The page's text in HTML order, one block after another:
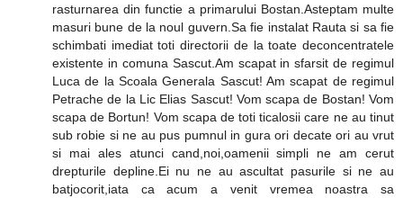
rasturnarea din functie a primarului Bostan.Asteptam multe
masuri bune de la noul guvern.Sa fie instalat Rauta si sa fie
schimbati imediat toti directorii de la toate deconcentratele
existente in comuna Sascut.Am scapat in sfarsit de regimul
Luca de la Scoala Generala Sascut! Am scapat de regimul
Petrache de la Lic Elias Sascut! Vom scapa de Bostan! Vom
scapa de Bortun! Vom scapa de toti ticalosii care ne au tinut
sub robie si ne au pus pumnul in gura ori decate ori au vrut
si mai ales atunci cand,noi,oamenii simpli ne am cerut
drepturile depline.Ei nu ne au ascultat pasurile si ne au
batjocorit,iata ca acum a venit vremea noastra sa